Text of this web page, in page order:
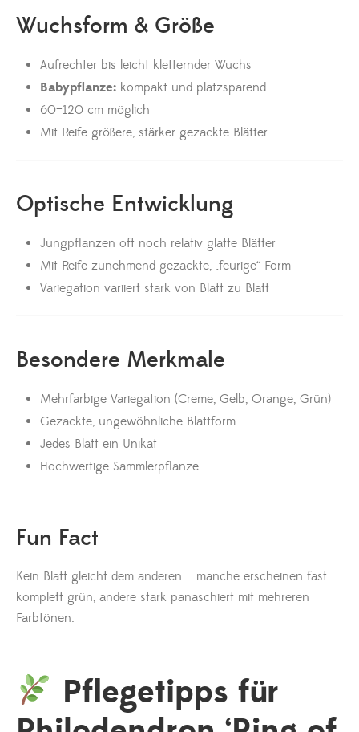
Wuchsform & Größe
Aufrechter bis leicht kletternder Wuchs
Babypflanze: kompakt und platzsparend
60–120 cm möglich
Mit Reife größere, stärker gezackte Blätter
Optische Entwicklung
Jungpflanzen oft noch relativ glatte Blätter
Mit Reife zunehmend gezackte, „feurige“ Form
Variegation variiert stark von Blatt zu Blatt
Besondere Merkmale
Mehrfarbige Variegation (Creme, Gelb, Orange, Grün)
Gezackte, ungewöhnliche Blattform
Jedes Blatt ein Unikat
Hochwertige Sammlerpflanze
Fun Fact
Kein Blatt gleicht dem anderen – manche erscheinen fast
komplett grün, andere stark panaschiert mit mehreren
Farbtönen.
Pflegetipps für